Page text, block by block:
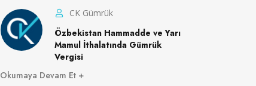
CK Gümrük
Özbekistan Hammadde ve Yarı
Mamul İthalatında Gümrük
Vergisi
Okumaya Devam Et